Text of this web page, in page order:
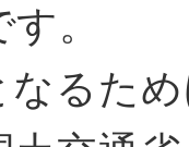
。
なるた